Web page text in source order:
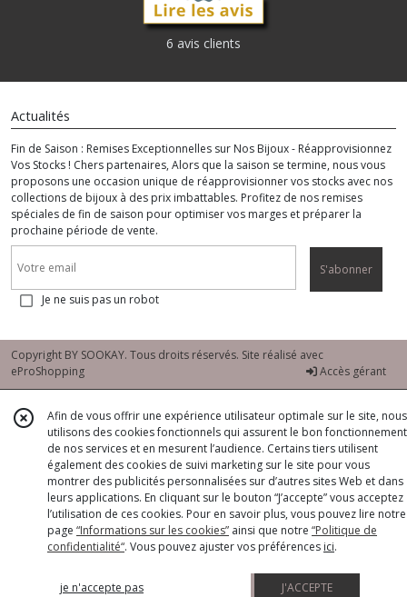
6 avis clients
Actualités
Fin de Saison : Remises Exceptionnelles sur Nos Bijoux - Réapprovisionnez
Vos Stocks ! Chers partenaires, Alors que la saison se termine, nous vous
proposons une occasion unique de réapprovisionner vos stocks avec nos
collections de bijoux à des prix imbattables. Profitez de nos remises
spéciales de fin de saison pour optimiser vos marges et préparer la
prochaine période de vente.
S'abonner
Je ne suis pas un robot
Copyright BY SOOKAY. Tous droits réservés. Site réalisé avec
eProShopping
Accès gérant
Afin de vous offrir une expérience utilisateur optimale sur le site, nous
utilisons des cookies fonctionnels qui assurent le bon fonctionnement
de nos services et en mesurent l’audience. Certains tiers utilisent
également des cookies de suivi marketing sur le site pour vous
montrer des publicités personnalisées sur d’autres sites Web et dans
leurs applications. En cliquant sur le bouton “J’accepte” vous acceptez
l’utilisation de ces cookies. Pour en savoir plus, vous pouvez lire notre
page “Informations sur les cookies” ainsi que notre “Politique de
confidentialité“. Vous pouvez ajuster vos préférences ici.
je n'accepte pas J'ACCEPTE